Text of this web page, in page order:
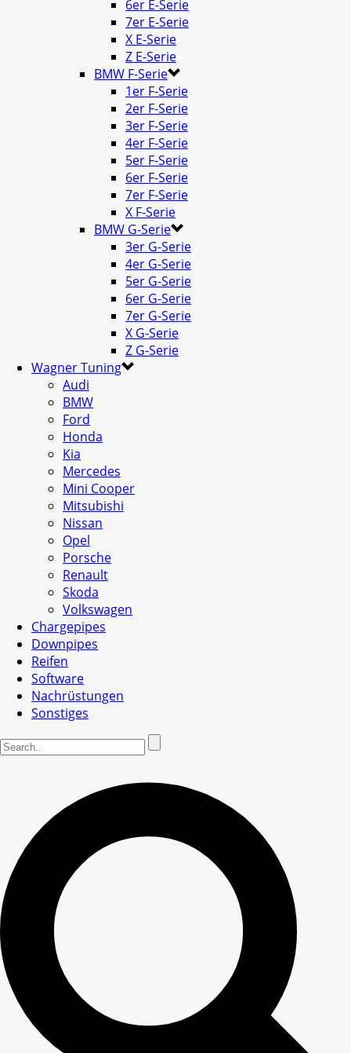
6er E-Serie
7er E-Serie
X E-Serie
Z E-Serie
BMW F-Serie
1er F-Serie
2er F-Serie
3er F-Serie
4er F-Serie
5er F-Serie
6er F-Serie
7er F-Serie
X F-Serie
BMW G-Serie
3er G-Serie
4er G-Serie
5er G-Serie
6er G-Serie
7er G-Serie
X G-Serie
Z G-Serie
Wagner Tuning
Audi
BMW
Ford
Honda
Kia
Mercedes
Mini Cooper
Mitsubishi
Nissan
Opel
Porsche
Renault
Skoda
Volkswagen
Chargepipes
Downpipes
Reifen
Software
Nachrüstungen
Sonstiges